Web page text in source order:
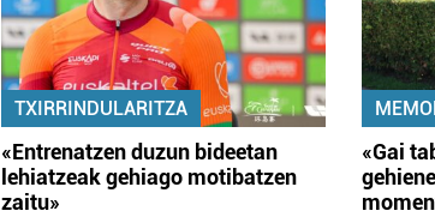
TXIRRINDULARITZA
«Entrenatzen duzun bideetan
lehiatzeak gehiago motibatzen
zaitu»
«Gai